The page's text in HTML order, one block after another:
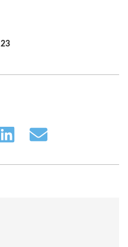
23
Share
Share